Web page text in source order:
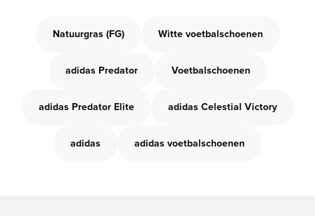
Natuurgras (FG) Witte voetbalschoenen
adidas Predator Voetbalschoenen
adidas Predator Elite adidas Celestial Victory
adidas adidas voetbalschoenen